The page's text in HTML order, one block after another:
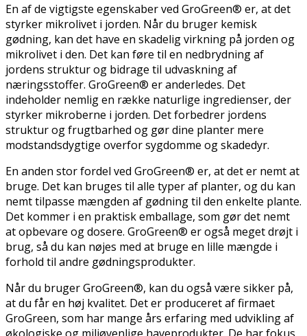
En af de vigtigste egenskaber ved GroGreen® er, at det
styrker mikrolivet i jorden. Når du bruger kemisk
gødning, kan det have en skadelig virkning på jorden og
mikrolivet i den. Det kan føre til en nedbrydning af
jordens struktur og bidrage til udvaskning af
næringsstoffer. GroGreen® er anderledes. Det
indeholder nemlig en række naturlige ingredienser, der
styrker mikroberne i jorden. Det forbedrer jordens
struktur og frugtbarhed og gør dine planter mere
modstandsdygtige overfor sygdomme og skadedyr.
En anden stor fordel ved GroGreen® er, at det er nemt at
bruge. Det kan bruges til alle typer af planter, og du kan
nemt tilpasse mængden af gødning til den enkelte plante.
Det kommer i en praktisk emballage, som gør det nemt
at opbevare og dosere. GroGreen® er også meget drøjt i
brug, så du kan nøjes med at bruge en lille mængde i
forhold til andre gødningsprodukter.
Når du bruger GroGreen®, kan du også være sikker på,
at du får en høj kvalitet. Det er produceret af firmaet
GroGreen, som har mange års erfaring med udvikling af